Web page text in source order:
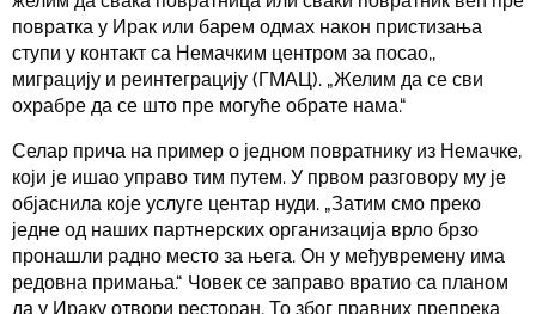
повратка у Ирак или барем одмах након пристизања
ступи у контакт са Немачким центром за посао,,
миграцију и реинтеграцију (ГМАЦ). „Желим да се сви
охрабре да се што пре могуће обрате нама.“
Селар прича на пример о једном повратнику из Немачке,
који је ишао управо тим путем. У првом разговору му је
објаснила које услуге центар нуди. „Затим смо преко
једне од наших партнерских организација врло брзо
пронашли радно место за њега. Он у међувремену има
редовна примања.“ Човек се заправо вратио са планом
да у Ираку отвори ресторан. То због правних препрека